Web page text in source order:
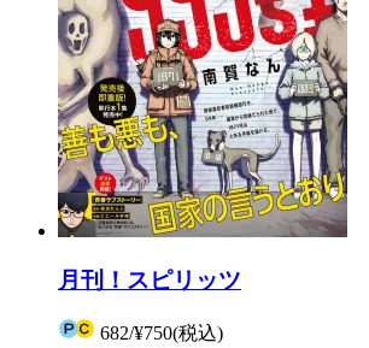
月刊！スピリッツ
682/¥750(税込)